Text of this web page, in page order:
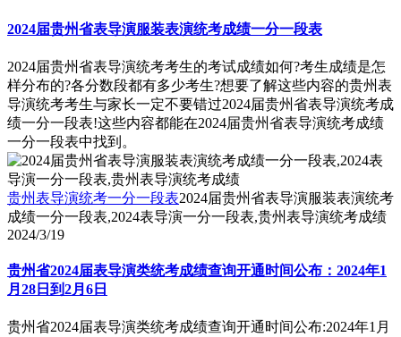
2024届贵州省表导演服装表演统考成绩一分一段表
2024届贵州省表导演统考考生的考试成绩如何?考生成绩是怎
样分布的?各分数段都有多少考生?想要了解这些内容的贵州表
导演统考考生与家长一定不要错过2024届贵州省表导演统考成
绩一分一段表!这些内容都能在2024届贵州省表导演统考成绩
一分一段表中找到。
贵州表导演统考一分一段表2024届贵州省表导演服装表演统考
成绩一分一段表,2024表导演一分一段表,贵州表导演统考成绩
2024/3/19
贵州省2024届表导演类统考成绩查询开通时间公布：2024年1
月28日到2月6日
贵州省2024届表导演类统考成绩查询开通时间公布:2024年1月